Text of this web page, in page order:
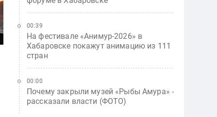
На фестивале «Анимур-2026» в
Хабаровске покажут анимацию из 111
стран
00:39
Почему закрыли музей «Рыбы Амура» -
рассказали власти (ФОТО)
00:00